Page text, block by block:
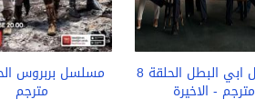
مسلسل ابي البطل الحلقة 8
مترجم - الاخيرة مترجم